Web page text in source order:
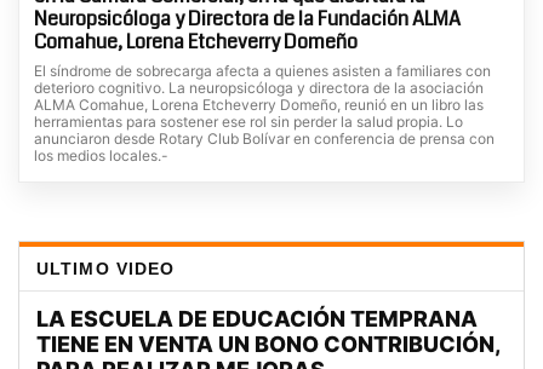
Neuropsicóloga y Directora de la Fundación ALMA
Comahue, Lorena Etcheverry Domeño
El síndrome de sobrecarga afecta a quienes asisten a familiares con
deterioro cognitivo. La neuropsicóloga y directora de la asociación
ALMA Comahue, Lorena Etcheverry Domeño, reunió en un libro las
herramientas para sostener ese rol sin perder la salud propia. Lo
anunciaron desde Rotary Club Bolívar en conferencia de prensa con
los medios locales.-
ULTIMO VIDEO